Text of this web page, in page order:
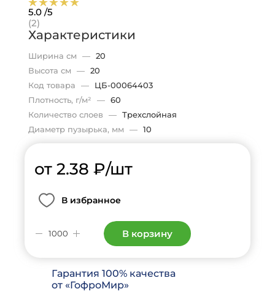
5.0 /5
(2)
Характеристики
Ширина см — 20
Высота см
— 20
Код товара
—
ЦБ-00064403
Плотность, г/м²
— 60
Количество слоев
— Трехслойная
Диаметр пузырька, мм
— 10
от 2.38 ₽/шт
В избранное
В корзину
Гарантия 100% качества
от «ГофроМир»